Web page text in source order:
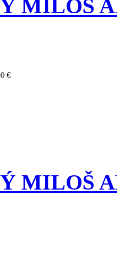
MILOŠ
€
MILOŠ